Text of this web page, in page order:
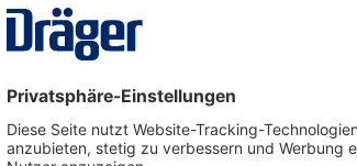
REGARD 7000 Klemmenblock
24-polig AC
8324016